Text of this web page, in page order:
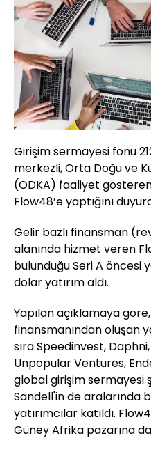
Girişim sermayesi fonu
merkezli, Orta Doğu ve
(ODKA) faaliyet
Flow48’e yaptığını
Gelir bazlı finansman
alanında hizmet veren
bulunduğu Seri A öncesi
dolar yatırım aldı.
Yapılan açıklamaya
finansmanından oluşan
sıra Speedinvest,
Unpopular Ventures,
global girişim sermayesi
Sandell'in de aralarında
yatırımcılar katıldı.
Güney Afrika pazarına